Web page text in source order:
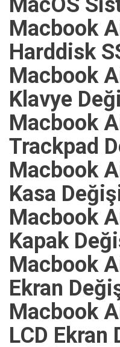
Macbook
Harddisk
Macbook
Klavye
Macbook
Trackpad
Macbook
Kasa
Macbook
Kapak
Macbook
Ekran
Macbook
LCD Ekran